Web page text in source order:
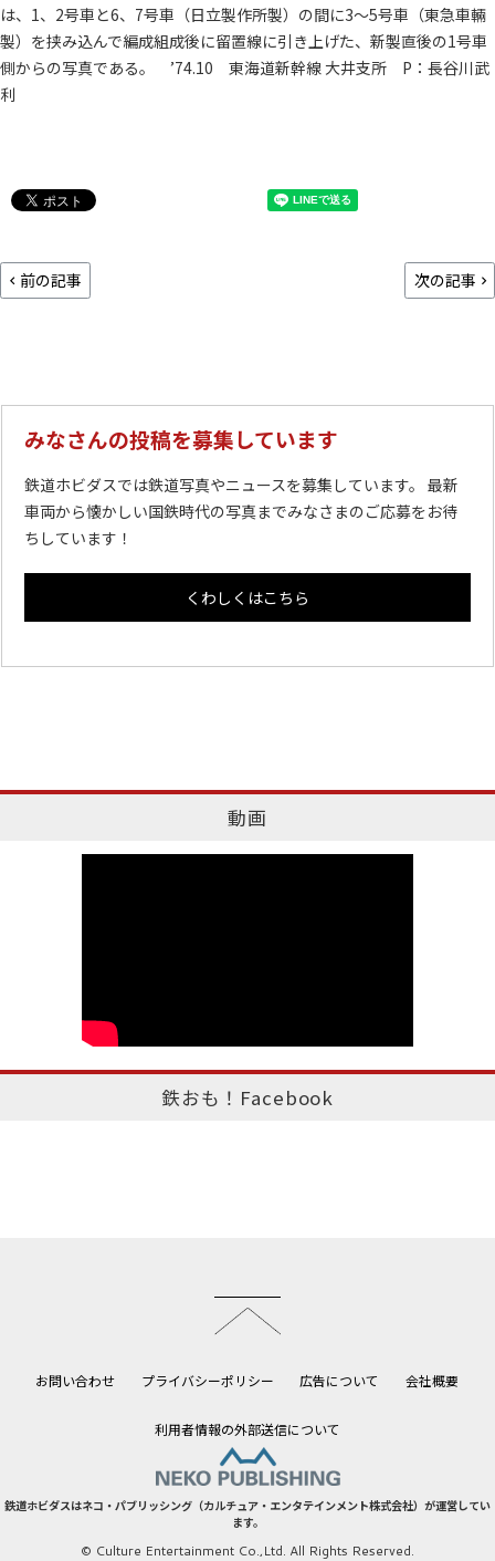
は、1、2号車と6、7号車（日立製作所製）の間に3～5号車（東急車輛
製）を挟み込んで編成組成後に留置線に引き上げた、新製直後の1号車
側からの写真である。 ’74.10 東海道新幹線 大井支所 P：長谷川武
利
前の記事 次の記事
みなさんの投稿を募集しています
鉄道ホビダスでは鉄道写真やニュースを募集しています。 最新
車両から懐かしい国鉄時代の写真までみなさまのご応募をお待
ちしています！
くわしくはこちら
動画
鉄おも！Facebook
お問い合わせ プライバシーポリシー 広告について 会社概要
利用者情報の外部送信について
鉄道ホビダスはネコ・パブリッシング（カルチュア・エンタテインメント株式会社）が運営してい
ます。
© Culture Entertainment Co.,Ltd. All Rights Reserved.